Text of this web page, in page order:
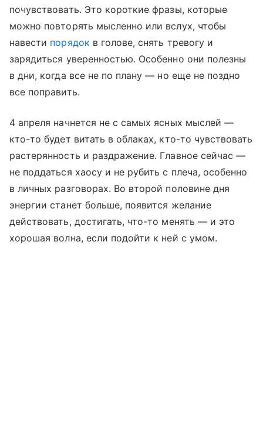
почувствовать. Это короткие фразы, которые
можно повторять мысленно или вслух, чтобы
навести порядок в голове, снять тревогу и
зарядиться уверенностью. Особенно они полезны
в дни, когда все не по плану — но еще не поздно
все поправить.
4 апреля начнется не с самых ясных мыслей —
кто-то будет витать в облаках, кто-то чувствовать
растерянность и раздражение. Главное сейчас —
не поддаться хаосу и не рубить с плеча, особенно
в личных разговорах. Во второй половине дня
энергии станет больше, появится желание
действовать, достигать, что-то менять — и это
хорошая волна, если подойти к ней с умом.